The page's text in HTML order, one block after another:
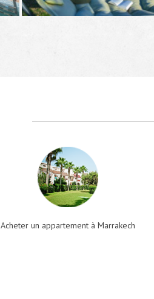
Acheter un appartement à Marrakech